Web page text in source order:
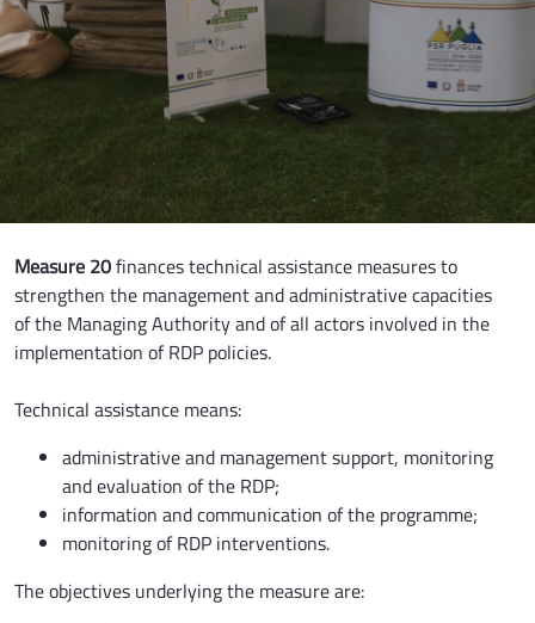
Measure 20finances technical assistance measures to
strengthen the management and administrative capacities
of the Managing Authority and of all actors involved in the
implementation of RDP policies.
Technical assistance means:
administrative and management support, monitoring
and evaluation of the RDP;
information and communication of the programme;
monitoring of RDP interventions.
The objectives underlying the measure are: